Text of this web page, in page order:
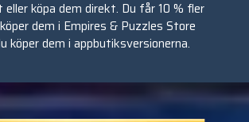
köpa dem direkt. Du får 10 % fler
dem i Empires & Puzzles Store
köper dem i appbutiksversionerna.